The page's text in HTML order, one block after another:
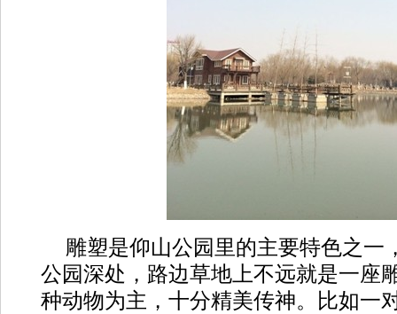
雕塑是仰山公园里的主要特色之一
公园深处，路边草地上不远就是一座
种动物为主，十分精美传神。比如一